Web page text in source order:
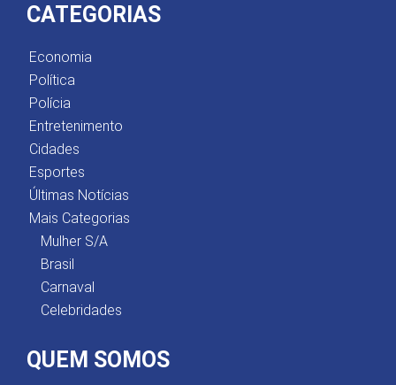
CATEGORIAS
Economia
Política
Polícia
Entretenimento
Cidades
Esportes
Últimas Notícias
Mais Categorias
Mulher S/A
Brasil
Carnaval
Celebridades
QUEM SOMOS